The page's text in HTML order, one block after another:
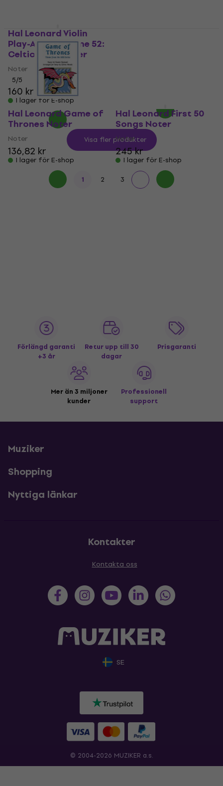
Hal Leonard Violin
Play-Along Volume 52:
Celtic Rock Noter
Noter
5/5
160 kr
I lager för E-shop
Hal Leonard Game of
Thrones Noter
Noter
136,82 kr
I lager för E-shop
Hal Leonard First 50
Songs Noter
Noter
245 kr
I lager för E-shop
Visa fler produkter
1 2 3
Förlängd garanti
+3 år
Retur upp till 30
dagar
Prisgaranti
Mer än 3 miljoner
kunder
Professionell
support
Muziker
Shopping
Nyttiga länkar
Kontakter
Kontakta oss
SE
© 2004-2026 MUZIKER a.s.